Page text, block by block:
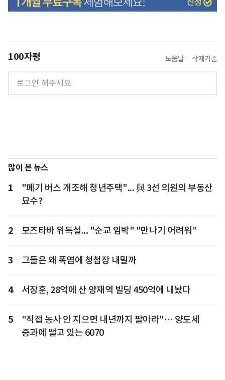
100자평 도움말 삭제기준
많이 본 뉴스
1
"폐기 버스 개조해 청년주택"... 與 3선 의원의 부동산
묘수?
2 모즈타바 위독설... "순교 임박" "만나기 어려워"
3 그들은 왜 폭염에 청첩장 내밀까
4 서장훈, 28억에 산 양재역 빌딩 450억에 내놨다
5
"직접 농사 안 지으면 내년까지 팔아라"… 양도세
중과에 떨고 있는 6070